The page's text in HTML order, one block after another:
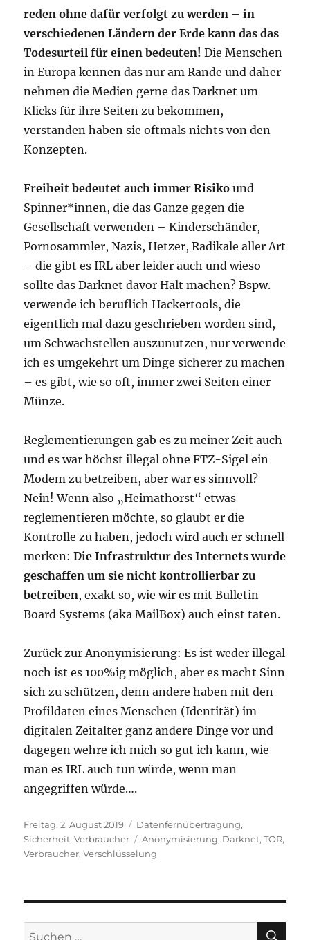
reden ohne dafür verfolgt zu werden – in
verschiedenen Ländern der Erde kann das das
Todesurteil für einen bedeuten! Die Menschen
in Europa kennen das nur am Rande und daher
nehmen die Medien gerne das Darknet um
Klicks für ihre Seiten zu bekommen,
verstanden haben sie oftmals nichts von den
Konzepten.
Freiheit bedeutet auch immer Risiko und
Spinner*innen, die das Ganze gegen die
Gesellschaft verwenden – Kinderschänder,
Pornosammler, Nazis, Hetzer, Radikale aller Art
– die gibt es IRL aber leider auch und wieso
sollte das Darknet davor Halt machen? Bspw.
verwende ich beruflich Hackertools, die
eigentlich mal dazu geschrieben worden sind,
um Schwachstellen auszunutzen, nur verwende
ich es umgekehrt um Dinge sicherer zu machen
– es gibt, wie so oft, immer zwei Seiten einer
Münze.
Reglementierungen gab es zu meiner Zeit auch
und es war höchst illegal ohne FTZ-Sigel ein
Modem zu betreiben, aber war es sinnvoll?
Nein! Wenn also „Heimathorst“ etwas
reglementieren möchte, so glaubt er die
Kontrolle zu haben, jedoch wird auch er schnell
merken:Die Infrastruktur des Internets wurde
geschaffen um sie nicht kontrollierbar zu
betreiben, exakt so, wie wir es mit Bulletin
Board Systems (aka MailBox) auch einst taten.
Zurück zur Anonymisierung: Es ist weder illegal
noch ist es 100%ig möglich, aber es macht Sinn
sich zu schützen, denn andere haben mit den
Profildaten eines Menschen (Identität) im
digitalen Zeitalter ganz andere Dinge vor und
dagegen wehre ich mich so gut ich kann, wie
man es IRL auch tun würde, wenn man
angegriffen würde….
Veröffentlicht
am
Freitag, 2. August 2019 Kategorien
Datenfernübertragung,
Sicherheit,Verbraucher Schlagwörter
Anonymisierung, Darknet,TOR,
Verbraucher,Verschlüsselung
Suchen